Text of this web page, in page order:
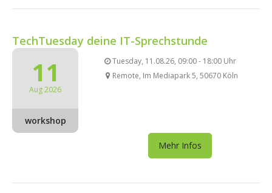
TechTuesday deine IT-Sprechstunde
11
Aug 2026
workshop
Tuesday, 11.08.26, 09:00 - 18:00 Uhr
Remote, Im Mediapark 5, 50670 Köln
Mehr Infos